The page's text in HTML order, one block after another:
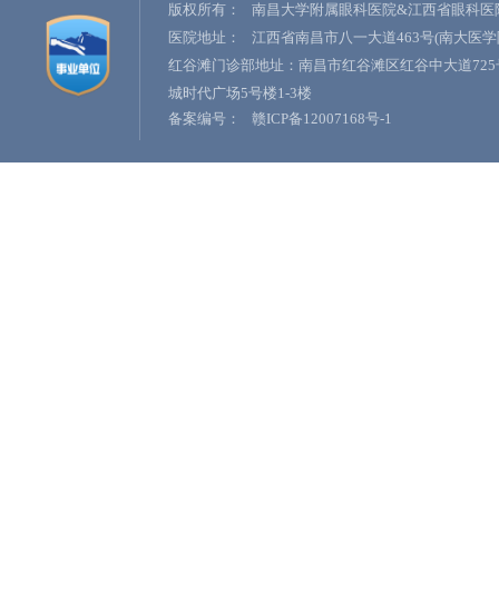
版权所有：
南昌大学附属眼科医院&江西省眼科医
医院地址：
江西省南昌市八一大道463号(南大医
红谷滩门诊部地址：南昌市红谷滩区红谷中大道725
城时代广场5号楼1-3楼
备案编号：
赣ICP备12007168号-1